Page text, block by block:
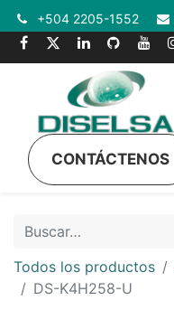
+504 2205-1552
CONTÁCTENOS
Todos los productos
DS-K4H258-U